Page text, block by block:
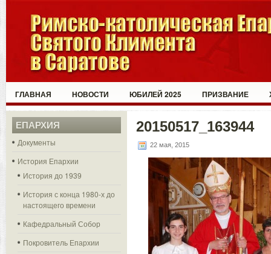
ГЛАВНАЯ НОВОСТИ ЮБИЛЕЙ 2025 ПРИЗВАНИЕ
ЕПАРХИЯ
Документы
История Епархии
История до 1939
История с конца 1980-х до
настоящего времени
Кафедральный Собор
Покровитель Епархии
20150517_163944
22 мая, 2015